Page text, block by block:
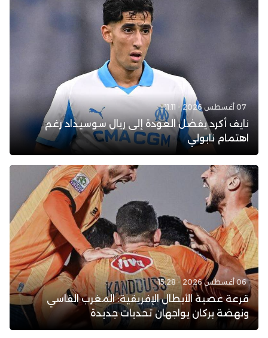
07 أغسطس 2026 - 11:11
نايف أكرد يفضل العودة إلى ريال سوسيداد رغم
اهتمام نابولي
06 أغسطس 2026 - 15:28
قرعة عصبة الأبطال الإفريقية: المغرب الفاسي
ونهضة بركان يواجهان تحديات جديدة